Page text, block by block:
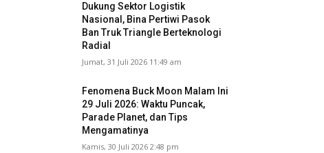
Dukung Sektor Logistik
Nasional, Bina Pertiwi Pasok
Ban Truk Triangle Berteknologi
Radial
Jumat, 31 Juli 2026 11:49 am
Fenomena Buck Moon Malam Ini
29 Juli 2026: Waktu Puncak,
Parade Planet, dan Tips
Mengamatinya
Kamis, 30 Juli 2026 2:48 pm